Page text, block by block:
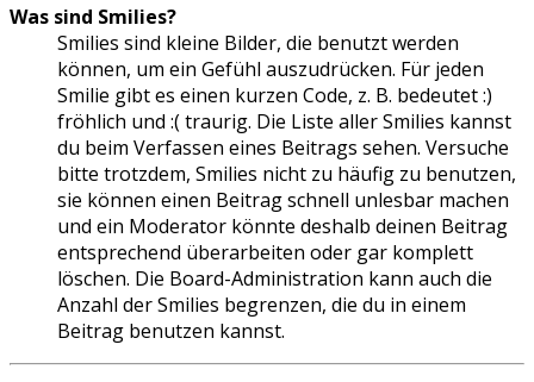
Was sind Smilies?
Smilies sind kleine Bilder, die benutzt werden
können, um ein Gefühl auszudrücken. Für jeden
Smilie gibt es einen kurzen Code, z. B. bedeutet :)
fröhlich und :( traurig. Die Liste aller Smilies kannst
du beim Verfassen eines Beitrags sehen. Versuche
bitte trotzdem, Smilies nicht zu häufig zu benutzen,
sie können einen Beitrag schnell unlesbar machen
und ein Moderator könnte deshalb deinen Beitrag
entsprechend überarbeiten oder gar komplett
löschen. Die Board-Administration kann auch die
Anzahl der Smilies begrenzen, die du in einem
Beitrag benutzen kannst.